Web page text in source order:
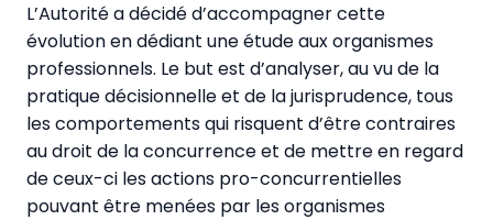
L’Autorité a décidé d’accompagner cette
évolution en dédiant une étude aux organismes
professionnels. Le but est d’analyser, au vu de la
pratique décisionnelle et de la jurisprudence, tous
les comportements qui risquent d’être contraires
au droit de la concurrence et de mettre en regard
de ceux-ci les actions pro-concurrentielles
pouvant être menées par les organismes